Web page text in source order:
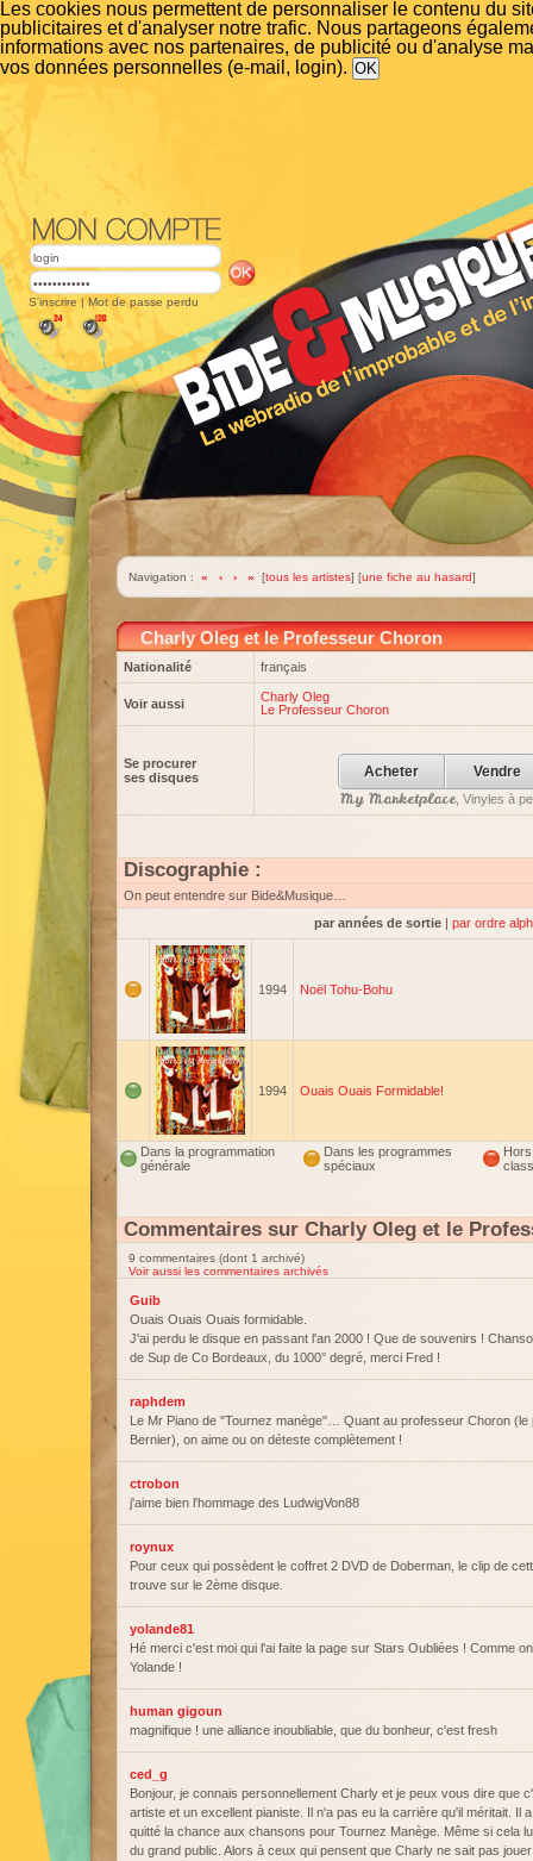
Les cookies nous permettent de personnaliser le contenu du
publicitaires et d'analyser notre trafic. Nous partageons
informations avec nos partenaires, de publicité ou d'analyse
vos données personnelles (e-mail, login).
S'inscrire | Mot de passe perdu
Navigation : « ‹ › » [tous les artistes] [une fiche au hasard]
Charly Oleg et le Professeur Choron
Nationalité français
Voir aussi
Charly Oleg
Le Professeur Choron
Se procurer
ses disques
Acheter Vendre
My Marketplace, Vinyles à
Discographie :
On peut entendre sur Bide&Musique…
par années de sortie | par ordre
1994 Noël Tohu-Bohu
1994 Ouais Ouais Formidable!
Dans la programmation
générale
Dans les programmes
spéciaux
Hors
Commentaires sur Charly Oleg et le
9 commentaires (dont 1 archivé)
Voir aussi les commentaires archivés
Guib
Ouais Ouais Ouais formidable.
J'ai perdu le disque en passant l'an 2000 ! Que de souvenirs !
de Sup de Co Bordeaux, du 1000° degré, merci Fred !
raphdem
Le Mr Piano de "Tournez manège"… Quant au professeur Choron (le
Bernier), on aime ou on déteste complètement !
ctrobon
j'aime bien l'hommage des LudwigVon88
roynux
Pour ceux qui possèdent le coffret 2 DVD de Doberman, le clip de
trouve sur le 2ème disque.
yolande81
Hé merci c'est moi qui l'ai faite la page sur Stars Oubliées ! Comme
Yolande !
human gigoun
magnifique ! une alliance inoubliable, que du bonheur, c'est fresh
ced_g
Bonjour, je connais personnellement Charly et je peux vous dire que
artiste et un excellent pianiste. Il n'a pas eu la carrière qu'il méritait. Il
quitté la chance aux chansons pour Tournez Manège. Même si cela
du grand public. Alors à ceux qui pensent que Charly ne sait pas